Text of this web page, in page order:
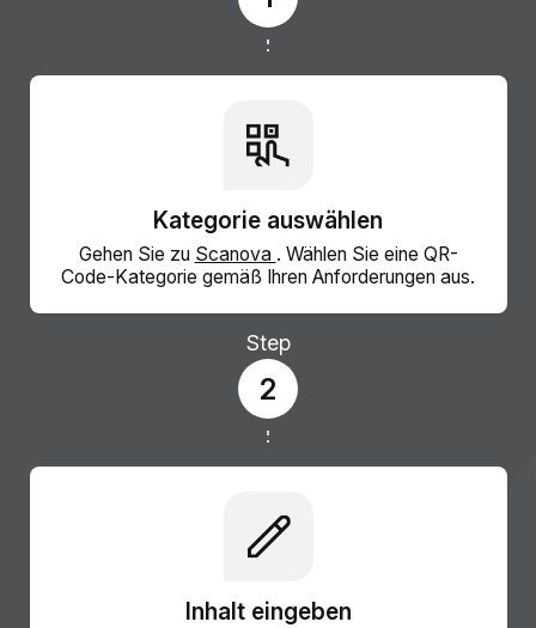
Kategorie auswählen
Gehen Sie zu Scanova . Wählen Sie eine QR-
Code-Kategorie gemäß Ihren Anforderungen aus.
Step
2
Inhalt eingeben